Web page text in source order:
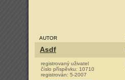
AUTOR
Asdf
registrovaný uživatel
číslo příspěvku: 10710
registrován: 5-2007